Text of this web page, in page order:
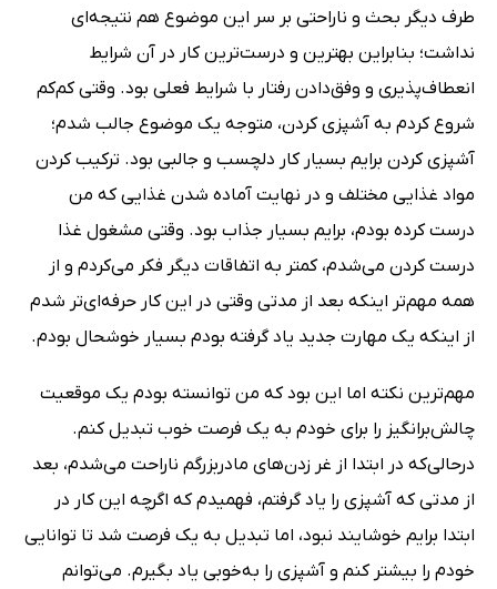
طرف دیگر بحث و ناراحتی بر سر این موضوع هم نتیجه‌ای
نداشت؛ بنابراین بهترین و درست‌ترین کار در آن شرایط
انعطاف‌پذیری و وفق‌دادن رفتار با شرایط فعلی بود. وقتی کم‌کم
شروع کردم به آشپزی‌ کردن، متوجه یک موضوع جالب شدم؛
آشپزی ‌کردن برایم بسیار کار دلچسب و جالبی بود. ترکیب‌ کردن
مواد غذایی مختلف و در نهایت آماده شدن غذایی که من
درست کرده بودم، برایم بسیار جذاب بود. وقتی مشغول غذا
درست کردن می‌شدم، کمتر به اتفاقات دیگر فکر می‌کردم و از
همه مهم‌تر اینکه بعد از مدتی وقتی در این کار حرفه‌ای‌تر شدم
از اینکه یک مهارت جدید یاد گرفته بودم بسیار خوشحال بودم.
مهم‌ترین نکته اما این بود که من توانسته بودم یک موقعیت
چالش‌برانگیز را برای خودم به یک فرصت خوب تبدیل کنم.
درحالی‌که در ابتدا از غر زدن‌های مادربزرگم ناراحت می‌شدم، بعد
از مدتی که آشپزی را یاد گرفتم، فهمیدم که اگر‌چه این کار در
ابتدا برایم خوشایند نبود، اما تبدیل به یک فرصت شد تا توانایی
خودم را بیشتر کنم و آشپزی را به‌خوبی یاد بگیرم. می‌توانم